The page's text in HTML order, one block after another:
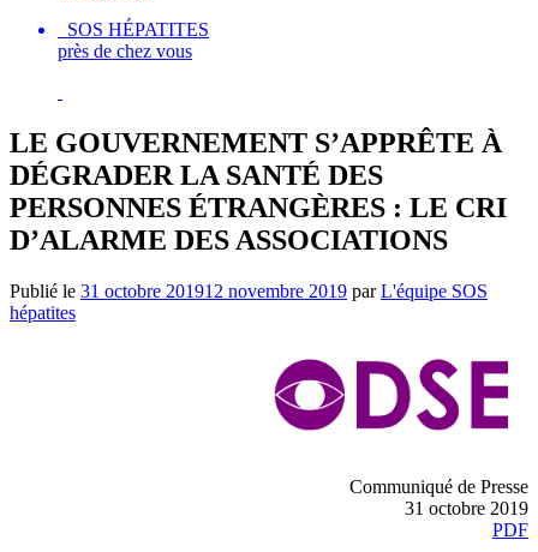
SOS HÉPATITES
près de chez vous
LE GOUVERNEMENT S’APPRÊTE À
DÉGRADER LA SANTÉ DES
PERSONNES ÉTRANGÈRES : LE CRI
D’ALARME DES ASSOCIATIONS
Publié le 31 octobre 201912 novembre 2019 parL'équipe SOS
hépatites
Communiqué de Presse
31 octobre 2019
PDF